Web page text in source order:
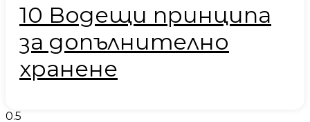
10 Водещи принципа
за допълнително
хранене